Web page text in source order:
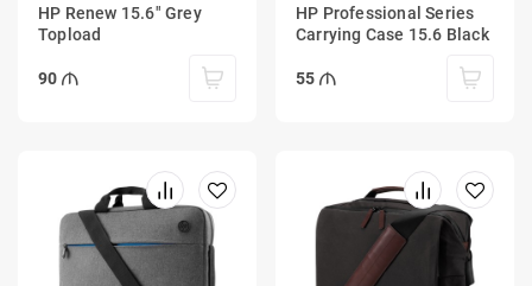
HP Renew 15.6" Grey
Topload
90
HP Professional Series
Carrying Case 15.6 Black
55